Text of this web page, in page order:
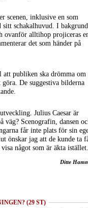
scenen, inklusive en som
sitt schakalhuvud. I
ovanför alltihop projiceras
det som händer på
publiken ska drömma om
De suggestiva bilderna
Julius Caesar är
väg? Scenografin, dansen
får inte plats för sin
önskar jag att de kunde ta
något som är äkta istället.
Ditte
(29 ST)